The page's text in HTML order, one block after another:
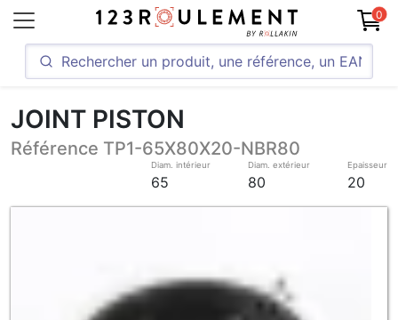
0
JOINT PISTON
Référence TP1-65X80X20-NBR80
Diam. intérieur
65
Diam. extérieur
80
Epaisseur
20